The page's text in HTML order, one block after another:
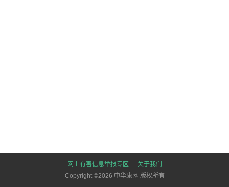
网上有害信息举报专区
关于我们
Copyright ©2026 中华康网 版权所有